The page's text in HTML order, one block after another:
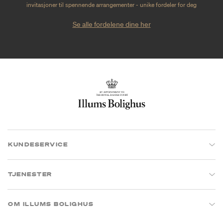
invitasjoner til spennende arrangementer - unike fordeler for deg
Se alle fordelene dine her
KUNDESERVICE
TJENESTER
OM ILLUMS BOLIGHUS